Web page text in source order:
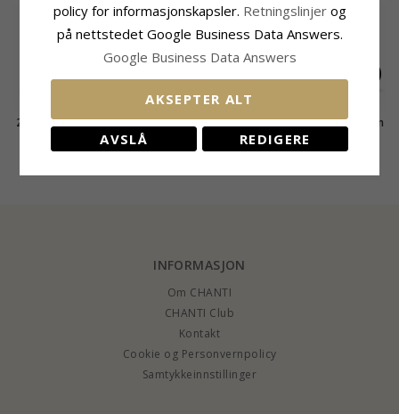
2 x 0,10 ct lab grown
solitaireørepynt i 9
lab grown diamant
5049,-
2 x 0,40 ct lab grown
diamant ørestikker i
14 karat hvitt gull
diamant
13108,-
2 x 0,20 ct lab grown
solitaireørepynt i 9
lab grown diamant
CHANTI-pris
INFORMASJON
Om CHANTI
CHANTI Club
Kontakt
Cookie og Personvernpolicy
Samtykkeinnstillinger
policy for informasjonskapsler. Retningslinjer og
på nettstedet Google Business Data Answers.
Google Business Data Answers
AKSEPTER ALT
AVSLÅ REDIGERE